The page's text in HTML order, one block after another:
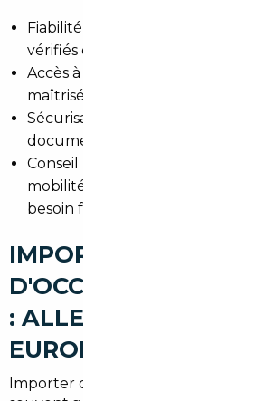
Fiabilité des transactions grâce à
vérifiés en France et à l'étranger.
Accès à un large parc de
maîtrisés, historiques complets.
Sécurisation administrative :
documents, gestion de la TVA et
Conseil personnalisé selon les
mobilité en Île-de-France (trajets
besoin familial, stationnement en
IMPORT DE VOITURES
D'OCCASION À
: ALLEMAGNE,
EUROPE
Importer depuis l'Allemagne ou la